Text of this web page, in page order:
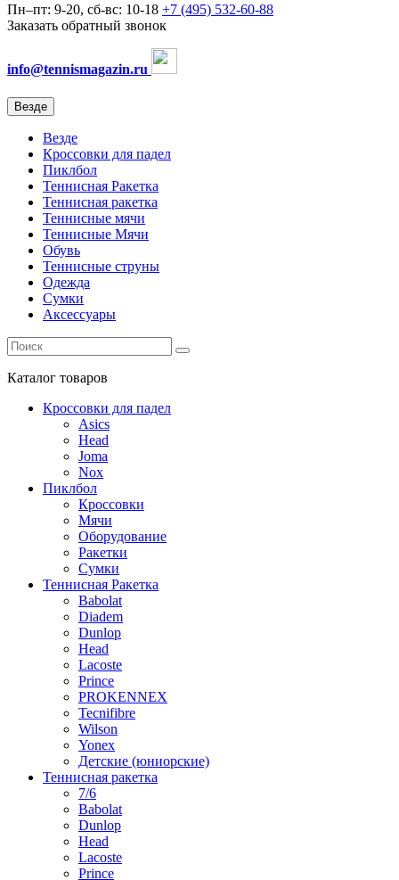
Пн–пт: 9-20, сб-вс: 10-18 +7 (495) 532-60-88
Заказать обратный звонок
info@tennismagazin.ru
Везде
Везде
Кроссовки для падел
Пиклбол
Теннисная Ракетка
Теннисная ракетка
Теннисные мячи
Теннисные Мячи
Обувь
Теннисные струны
Одежда
Сумки
Аксессуары
Каталог товаров
Кроссовки для падел
Asics
Head
Joma
Nox
Пиклбол
Кроссовки
Мячи
Оборудование
Ракетки
Сумки
Теннисная Ракетка
Babolat
Diadem
Dunlop
Head
Lacoste
Prince
PROKENNEX
Tecnifibre
Wilson
Yonex
Детские (юниорские)
Теннисная ракетка
7/6
Babolat
Dunlop
Head
Lacoste
Prince